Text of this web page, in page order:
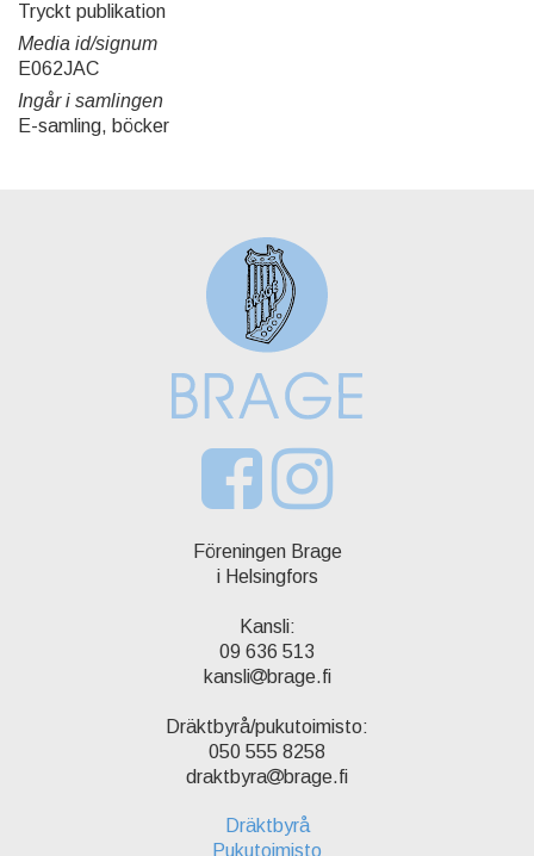
Tryckt publikation
Media id/signum
E062JAC
Ingår i samlingen
E-samling, böcker
Föreningen Brage
i Helsingfors
Kansli:
09 636 513
kansli
brage.fi
Dräktbyrå/pukutoimisto:
050 555 8258
draktbyra
brage.fi
Dräktbyrå
Pukutoimisto